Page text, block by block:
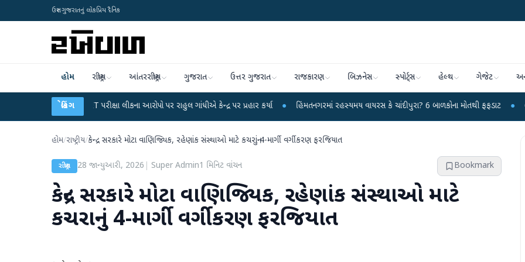
ઉત્તર ગુજરાતનું લોકપ્રિય દૈનિક
હોમ રાષ્ટ્રીય આંતરરાષ્ટ્રીય ગુજરાત ઉત્તર ગુજરાત રાજકારણ બિઝનેસ સ્પોર્ટ્સ હેલ્થ ગેજેટ
બ્રેકિંગ
UGC-NET પરીક્ષા લીકના આરોપો પર રાહુલ ગાંધીએ કેન્દ્ર પર પ્રહાર કર્યા ● હિંમતનગરમાં રહસ્યમય વાયરસ કે ચાંદીપુરા? 6 બાળકોના મોતથી ફફડાટ ● હવામાન વિભાગે
હોમ/રાષ્ટ્રીય/કેન્દ્ર સરકારે મોટા વાણિજ્યિક, રહેણાંક સંસ્થાઓ માટે કચરાનું 4-માર્ગી વર્ગીકરણ ફરજિયાત
રાષ્ટ્રીય 28 જાન્યુઆરી, 2026 Super Admin1 મિનિટ વાંચન Bookmark
કેન્દ્ર સરકારે મોટા વાણિજ્યિક, રહેણાંક સંસ્થાઓ માટે
કચરાનું 4-માર્ગી વર્ગીકરણ ફરજિયાત